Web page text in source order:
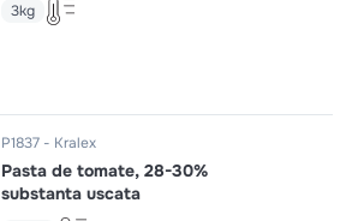
3kg
P1837 Kralex
Pasta de tomate, 28-30%
substanta uscata